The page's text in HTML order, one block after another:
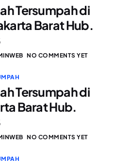
Tersumpah di
Barat Hub.
NO COMMENTS YET
Tersumpah di
Barat Hub.
NO COMMENTS YET